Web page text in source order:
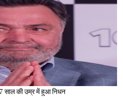
साल की उम्र में हुआ निधन